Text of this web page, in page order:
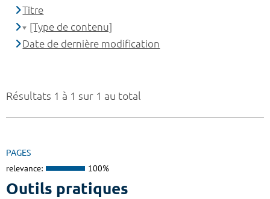
Résultats 1 à 1 sur 1 au total
PAGES
relevance: 100%
Outils pratiques
Titre
[Type de contenu]
Date de dernière modification